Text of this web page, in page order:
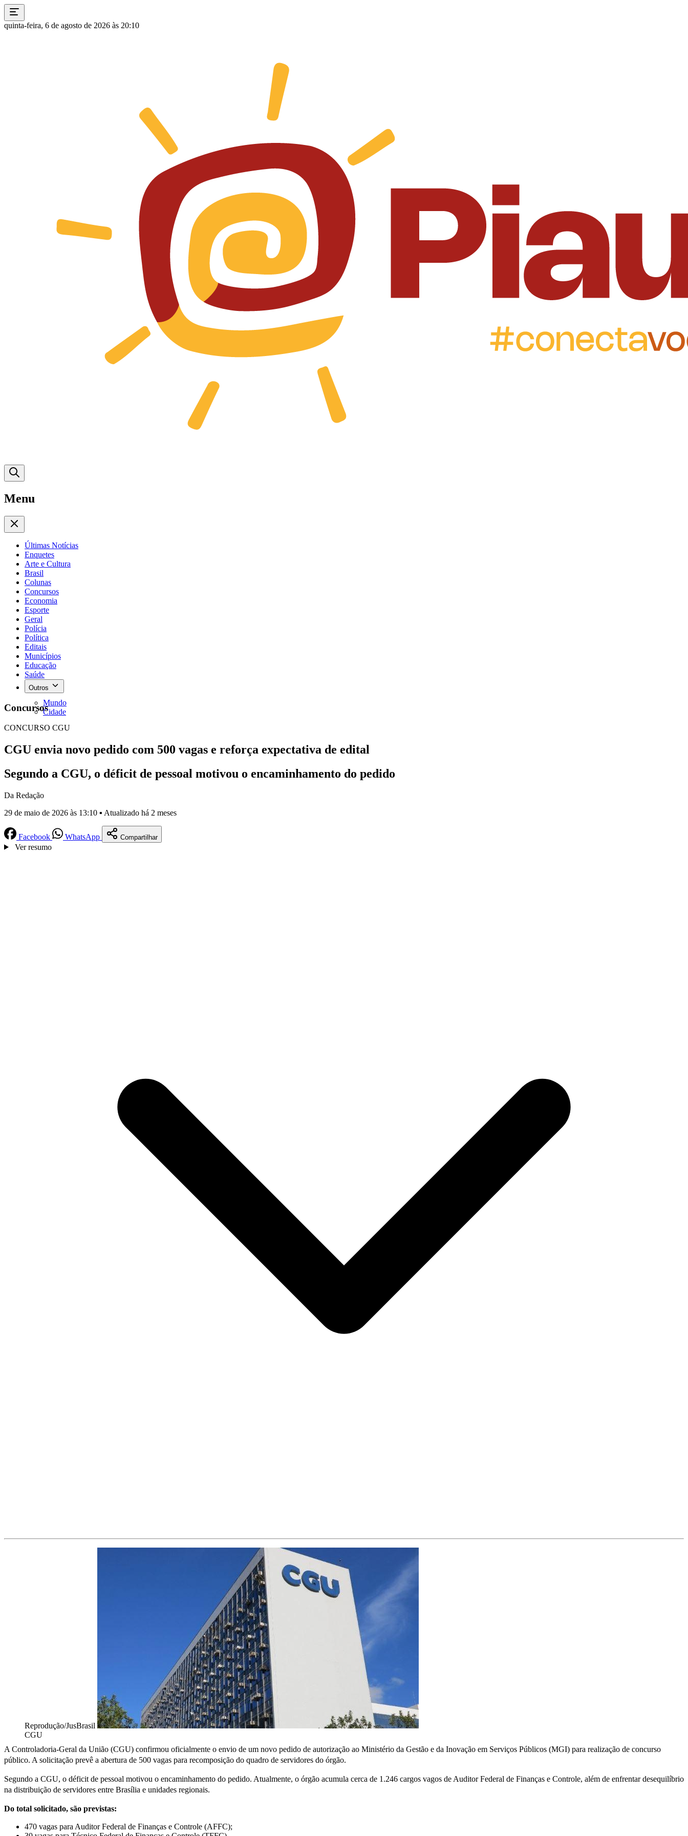
quinta-feira, 6 de agosto de 2026 às 20:10
Menu
Últimas Notícias
Enquetes
Arte e Cultura
Brasil
Colunas
Concursos
Economia
Esporte
Geral
Polícia
Política
Editais
Municípios
Educação
Saúde
Outros
Mundo
Cidade
Concursos
CONCURSO CGU
CGU envia novo pedido com 500 vagas e reforça expectativa de edital
Segundo a CGU, o déficit de pessoal motivou o encaminhamento do pedido
Da Redação
29 de maio de 2026 às 13:10 ▪ Atualizado há 2 meses
Facebook WhatsApp Compartilhar
Ver resumo
Reprodução/JusBrasil
CGU
A Controladoria-Geral da União (CGU) confirmou oficialmente o envio de um novo pedido de autorização ao Ministério da Gestão e da Inovação em Serviços Públicos (MGI) para realização de concurso
público. A solicitação prevê a abertura de 500 vagas para recomposição do quadro de servidores do órgão.
Segundo a CGU, o déficit de pessoal motivou o encaminhamento do pedido. Atualmente, o órgão acumula cerca de 1.246 cargos vagos de Auditor Federal de Finanças e Controle, além de enfrentar desequilíbrio
na distribuição de servidores entre Brasília e unidades regionais.
Do total solicitado, são previstas:
470 vagas para Auditor Federal de Finanças e Controle (AFFC);